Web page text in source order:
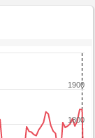
1800
1900